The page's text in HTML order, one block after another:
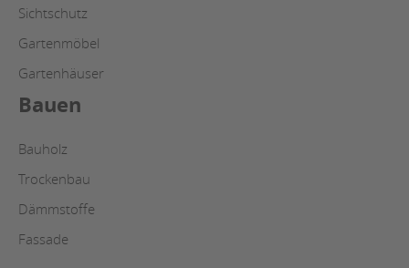
Sichtschutz
Gartenmöbel
Gartenhäuser
Bauen
Bauholz
Trockenbau
Dämmstoffe
Fassade